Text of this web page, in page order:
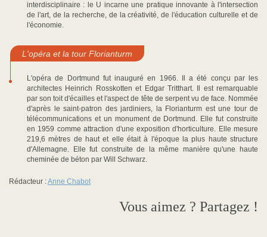
interdisciplinaire : le U incarne une pratique innovante à l'intersection
de l'art, de la recherche, de la créativité, de l'éducation culturelle et de
l'économie.
L'opéra et la tour Florianturm
L'opéra de Dortmund fut inauguré en 1966. Il a été conçu par les
architectes Heinrich Rosskotten et Edgar Tritthart. Il est remarquable
par son toit d'écailles et l'aspect de tête de serpent vu de face. Nommée
d'après le saint-patron des jardiniers, la Florianturm est une tour de
télécommunications et un monument de Dortmund. Elle fut construite
en 1959 comme attraction d'une exposition d'horticulture. Elle mesure
219,6 mètres de haut et elle était à l'époque la plus haute structure
d'Allemagne. Elle fut construite de la même manière qu'une haute
cheminée de béton par Will Schwarz.
Rédacteur :Anne Chabot
Vous aimez ? Partagez !